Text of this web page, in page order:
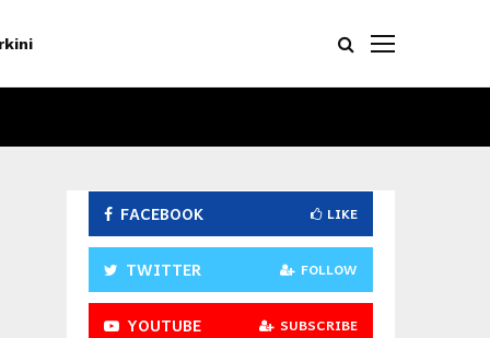
FACEBOOK LIKE
TWITTER FOLLOW
YOUTUBE SUBSCRIBE